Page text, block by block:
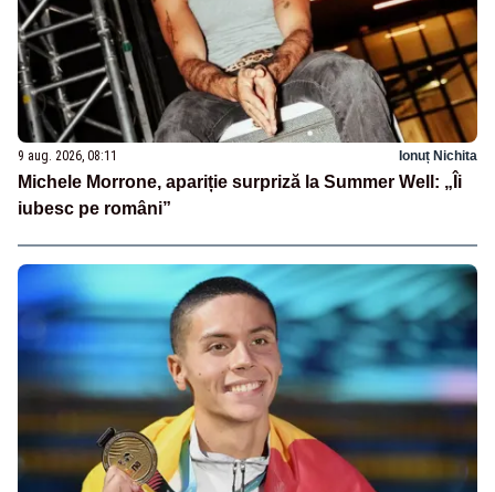
9 aug. 2026, 08:11 Ionuț Nichita
Michele Morrone, apariție surpriză la Summer Well: „Îi
iubesc pe români”